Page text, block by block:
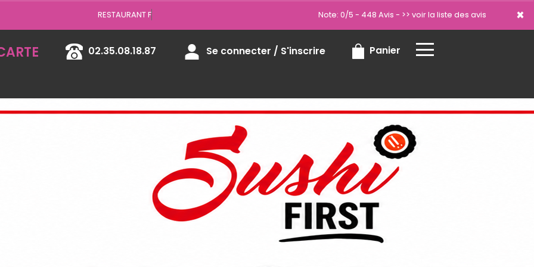
×
est fermé auj Note: 0/5 - 448 Avis - >> voir la liste des avis
02.35.08.18.87 Se connecter / S'inscrire Panier
×